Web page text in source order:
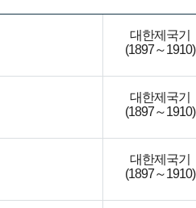
대한제국기
(1897～1910)
대한제국기
(1897～1910)
대한제국기
(1897～1910)